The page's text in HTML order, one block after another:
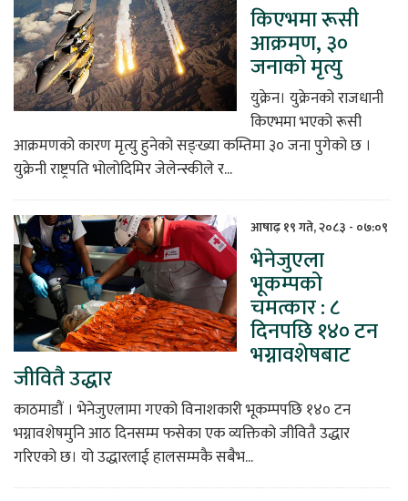
किएभमा रूसी
आक्रमण, ३०
जनाको मृत्यु
युक्रेन। युक्रेनको राजधानी
किएभमा भएको रूसी
आक्रमणको कारण मृत्यु हुनेको सङ्ख्या कम्तिमा ३० जना पुगेको छ ।
युक्रेनी राष्ट्रपति भोलोदिमिर जेलेन्स्कीले र...
आषाढ़ १९ गते, २०८३ - ०७:०९
भेनेजुएला
भूकम्पको
चमत्कार : ८
दिनपछि १४० टन
भग्नावशेषबाट
जीवितै उद्धार
काठमाडौं । भेनेजुएलामा गएको विनाशकारी भूकम्पपछि १४० टन
भग्नावशेषमुनि आठ दिनसम्म फसेका एक व्यक्तिको जीवितै उद्धार
गरिएको छ। यो उद्धारलाई हालसम्मकै सबैभ...